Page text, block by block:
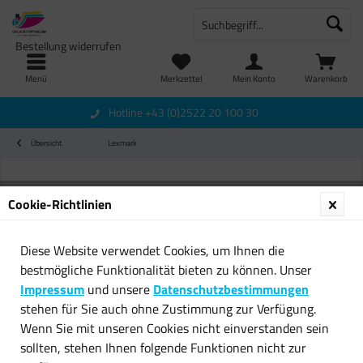
Menü Warenkorb
Merkzettel
Bestellung widerrufen
Mein Konto
Hotline +43 (0)2522 20 100 30
Übersicht Lexmark
Cookie-Richtlinien
Diese Website verwendet Cookies, um Ihnen die
bestmögliche Funktionalität bieten zu können. Unser
Impressum und unsere Datenschutzbestimmungen
stehen für Sie auch ohne Zustimmung zur Verfügung.
Wenn Sie mit unseren Cookies nicht einverstanden sein
sollten, stehen Ihnen folgende Funktionen nicht zur